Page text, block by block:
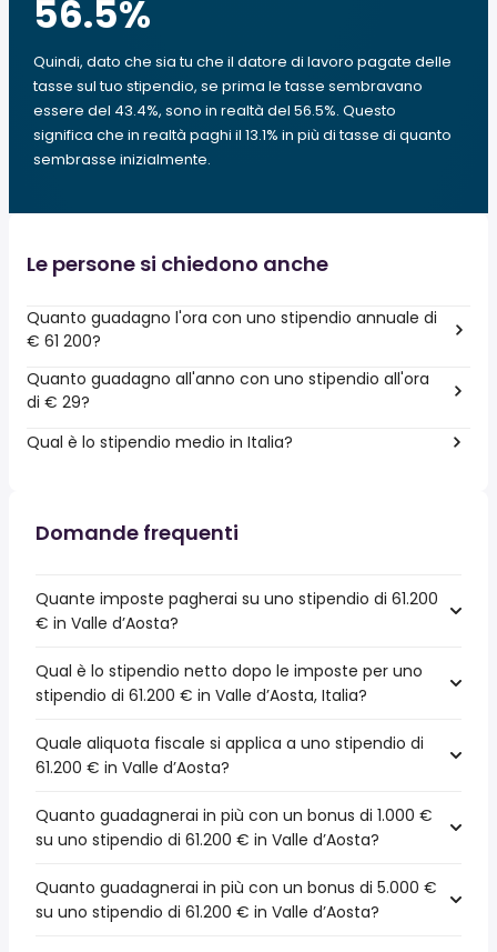
56.5%
Quindi, dato che sia tu che il datore di lavoro pagate delle
tasse sul tuo stipendio, se prima le tasse sembravano
essere del 43.4%, sono in realtà del 56.5%. Questo
significa che in realtà paghi il 13.1% in più di tasse di quanto
sembrasse inizialmente.
Le persone si chiedono anche
Quanto guadagno l'ora con uno stipendio annuale di
€ 61 200?
Quanto guadagno all'anno con uno stipendio all'ora
di € 29?
Qual è lo stipendio medio in Italia?
Domande frequenti
Quante imposte pagherai su uno stipendio di 61.200
€ in Valle d’Aosta?
Qual è lo stipendio netto dopo le imposte per uno
stipendio di 61.200 € in Valle d’Aosta, Italia?
Quale aliquota fiscale si applica a uno stipendio di
61.200 € in Valle d’Aosta?
Quanto guadagnerai in più con un bonus di 1.000 €
su uno stipendio di 61.200 € in Valle d’Aosta?
Quanto guadagnerai in più con un bonus di 5.000 €
su uno stipendio di 61.200 € in Valle d’Aosta?